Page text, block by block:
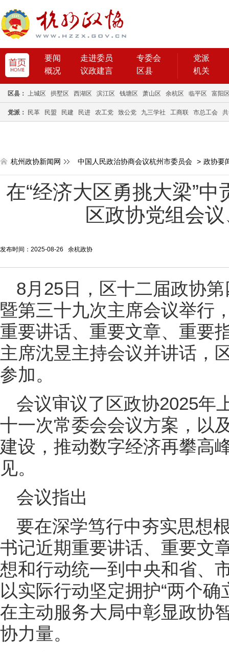
要闻 走进委员
专委会
概况
议政建言 区县
党派
机关
区县： 上城区 拱墅区 西湖区 滨江区 钱塘区 萧山区 余杭区 临平区 富阳
党派： 民革 民盟 民建 民进 农工党 致公党 九三学社 工商联 市总工会
杭州政协新闻网 中国人民政治协商会议杭州市委员会 > 政协要
在“经济大区勇挑大梁”
区政协党组会
发布时间：2025-08-26 余杭政协
8月25日， 区十二届政协
暨第三十九次主席会议举行
重要讲话、重要文章、重要
主席沈昱主持会议并讲话，
参加。
会议审议了区政协2025年
十一次常委会会议方案，以
建设，推动数字经济再攀高
见。
会议指出
要在深学笃行中夯实思想
书记近期重要讲话、重要文
想和行动统一到中央和省、
以实际行动坚定拥护“两个确
在主动服务大局中彰显政协
协力量。